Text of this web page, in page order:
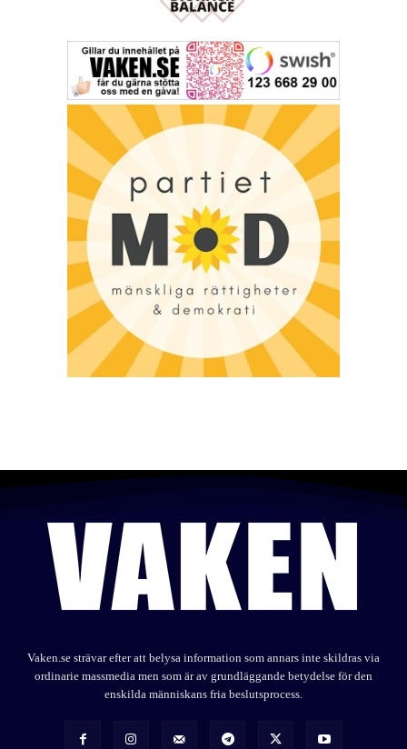
Vaken.se strävar efter att belysa information som annars inte skildras via
ordinarie massmedia men som är av grundläggande betydelse för den
enskilda människans fria beslutsprocess.